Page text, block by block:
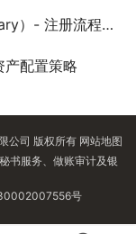
流程与维护指南
产配置策略
公司 版权所有 网站地图
书服务、做账审计及银
号